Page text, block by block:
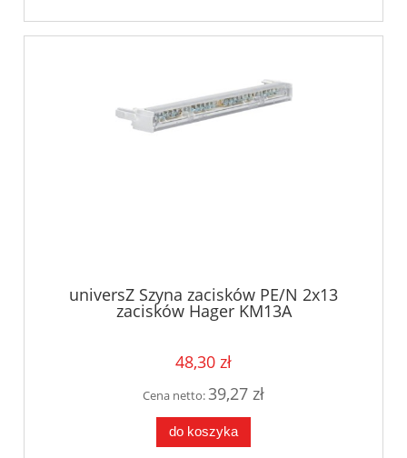
universZ Szyna zacisków PE/N 2x13
zacisków Hager KM13A
48,30 zł
Cena netto:39,27 zł
do koszyka